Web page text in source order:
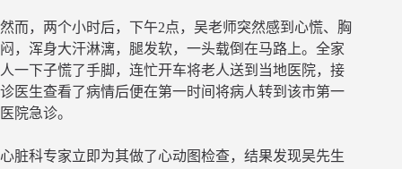
然而，两个小时后，下午2点，吴老师突然感到心慌、胸
闷，浑身大汗淋漓，腿发软，一头载倒在马路上。全家
人一下子慌了手脚，连忙开车将老人送到当地医院，接
诊医生查看了病情后便在第一时间将病人转到该市第一
医院急诊。
心脏科专家立即为其做了心动图检查，结果发现吴先生